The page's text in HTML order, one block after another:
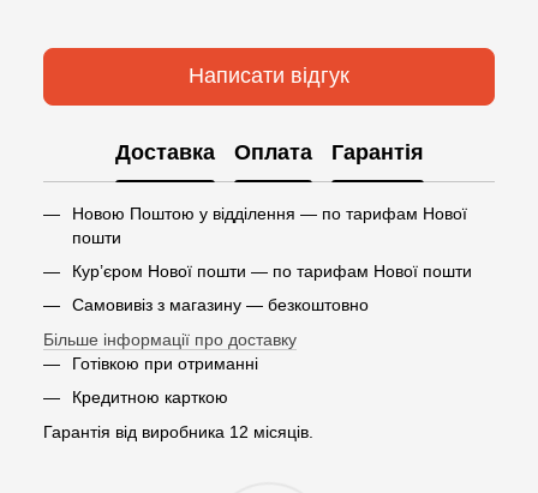
Написати відгук
Доставка Оплата Гарантія
Новою Поштою у відділення — по тарифам Нової
пошти
Кур’єром Нової пошти — по тарифам Нової пошти
Самовивіз з магазину — безкоштовно
Більше інформації про доставку
Готівкою при отриманні
Кредитною карткою
Гарантія від виробника 12 місяців.